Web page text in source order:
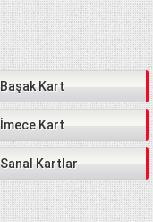
Başak Kart
İmece Kart
Sanal Kartlar